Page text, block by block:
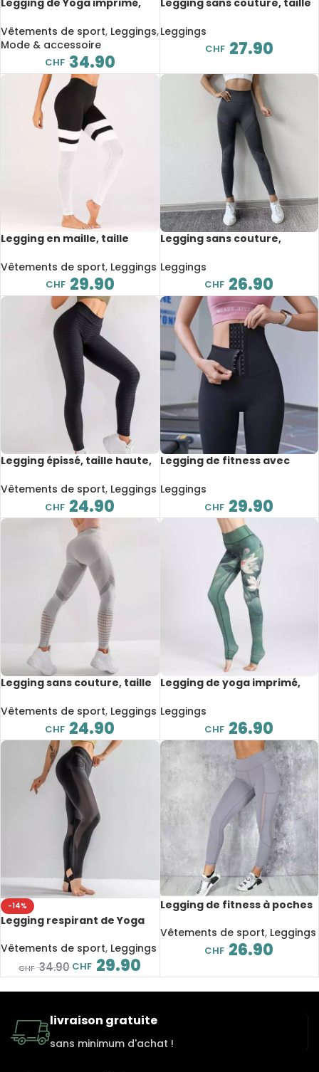
Vêtements de sport, Leggings,
Mode & accessoire
CHF 34.90
Leggings
CHF 27.90
Legging en maille, taille
Vêtements de sport, Leggings
CHF 29.90
Legging sans couture,
confortable et respirant
Leggings
CHF 26.90
Legging épissé, taille haute,
Vêtements de sport, Leggings
CHF 24.90
Legging de fitness avec
Push Up
Leggings
CHF 29.90
Legging sans couture, taille
Vêtements de sport, Leggings
CHF 24.90
Legging de yoga imprimé,
l’encre
Leggings
CHF 26.90
-14%
Legging respirant de Yoga
Vêtements de sport, Leggings
CHF34.90 CHF 29.90
Legging de fitness à poches
Vêtements de sport, Leggings
CHF 26.90
livraison gratuite
sans minimum d'achat !